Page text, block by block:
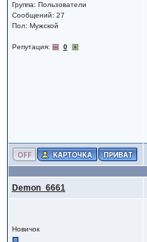
Группа: Пользователи
Сообщений: 27
Пол: Мужской
Репутация: 0
Demon_6661
Новичок